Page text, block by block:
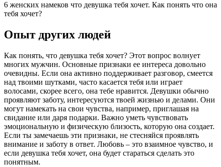
6 женских намеков что девушка тебя хочет. Как понять что она
тебя хочет?
Опыт других людей
Как понять, что девушка тебя хочет? Этот вопрос волнует
многих мужчин. Основные признаки ее интереса довольно
очевидны. Если она активно поддерживает разговор, смеется
над твоими шутками, часто касается тебя или играет
волосами, скорее всего, она тебе нравится. Девушки обычно
проявляют заботу, интересуются твоей жизнью и делами. Они
могут намекать на свои чувства, например, приглашая на
свидание или даря подарки. Важно уметь чувствовать
эмоциональную и физическую близость, которую она создает.
Если ты замечаешь эти признаки, не стесняйся проявлять
внимание и заботу в ответ. Любовь – это взаимное чувство, и
если девушка тебя хочет, она будет стараться сделать это
понятным.